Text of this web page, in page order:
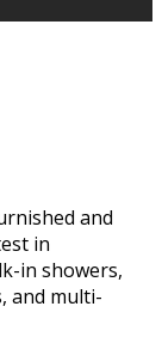
and
in
in showers,
and multi-